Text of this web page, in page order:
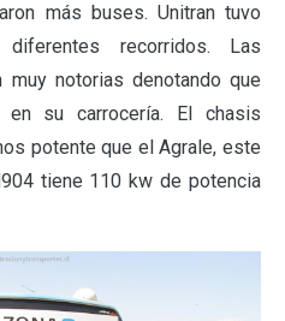
más buses. Unitran tuvo
recorridos. Las
notorias denotando que
su carrocería. El chasis
potente que el Agrale, este
tiene 110 kw de potencia